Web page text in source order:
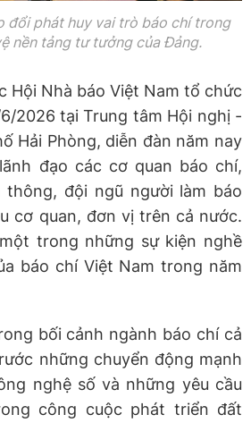
đổi phát huy vai trò báo chí trong
nền tảng tư tưởng của Đảng.
Hội Nhà báo Việt Nam tổ chức
2026 tại Trung tâm Hội nghị -
Hải Phòng, diễn đàn năm nay
đạo các cơ quan báo chí,
thông, đội ngũ người làm báo
cơ quan, đơn vị trên cả nước.
trong những sự kiện nghề
báo chí Việt Nam trong năm
bối cảnh ngành báo chí cả
những chuyển động mạnh
nghệ số và những yêu cầu
công cuộc phát triển đất